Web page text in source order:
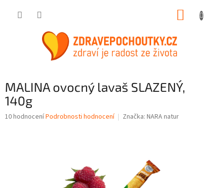
MALINA ovocný lavaš SLAZENÝ,
140g
Průměrné
10 hodnoceníPodrobnosti hodnocení Značka: NARA natur